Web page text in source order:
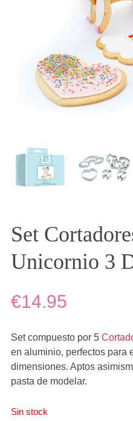
Set
Unicornio 3
€14.95
Set compuesto por 5
en aluminio, perfectos para
dimensiones. Aptos
pasta de modelar.
Sin stock